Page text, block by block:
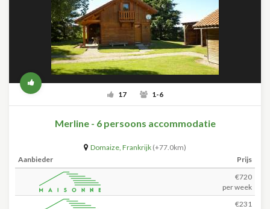
17 1-6
Merline - 6 persoons accommodatie
Domaize, Frankrijk (+77.0km)
Aanbieder
Prijs
€720
per week
€231